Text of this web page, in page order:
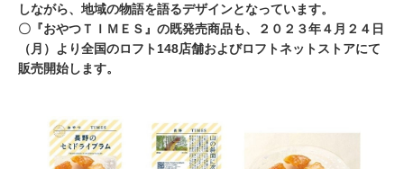
しながら、地域の物語を語るデザインとなっています。
〇『おやつＴＩＭＥＳ』の既発売商品も、２０２３年４月２４日
（月）より全国のロフト148店舗およびロフトネットストアにて
販売開始します。